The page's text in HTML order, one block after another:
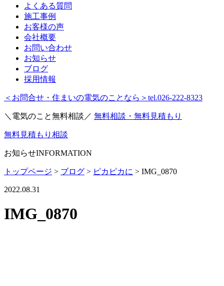
よくある質問
施工事例
お客様の声
会社概要
お問い合わせ
お知らせ
ブログ
採用情報
＜お問合せ・住まいの電気のことなら＞ tel.026-222-8323
＼電気のこと無料相談／ 無料相談・無料見積もり
無料見積もり相談
お知らせINFORMATION
トップページ > ブログ > ピカピカに > IMG_0870
2022.08.31
IMG_0870